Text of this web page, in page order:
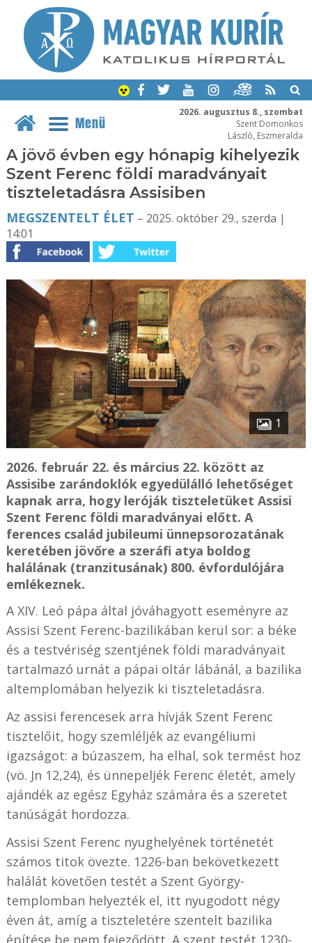
2026. augusztus 8., szombat
Szent Domonkos
László, Eszmeralda
Menü
A jövő évben egy hónapig kihelyezik
Szent Ferenc földi maradványait
tiszteletadásra Assisiben
MEGSZENTELT ÉLET – 2025. október 29., szerda |
14:01
1
2026. február 22. és március 22. között az
Assisibe zarándoklók egyedülálló lehetőséget
kapnak arra, hogy leróják tiszteletüket Assisi
Szent Ferenc földi maradványai előtt. A
ferences család jubileumi ünnepsorozatának
keretében jövőre a szeráfi atya boldog
halálának (tranzitusának) 800. évfordulójára
emlékeznek.
A XIV. Leó pápa által jóváhagyott eseményre az
Assisi Szent Ferenc-bazilikában kerül sor: a béke
és a testvériség szentjének földi maradványait
tartalmazó urnát a pápai oltár lábánál, a bazilika
altemplomában helyezik ki tiszteletadásra.
Az assisi ferencesek arra hívják Szent Ferenc
tisztelőit, hogy szemléljék az evangéliumi
igazságot: a búzaszem, ha elhal, sok termést hoz
(vö. Jn 12,24), és ünnepeljék Ferenc életét, amely
ajándék az egész Egyház számára és a szeretet
tanúságát hordozza.
Assisi Szent Ferenc nyughelyének történetét
számos titok övezte. 1226-ban bekövetkezett
halálát követően testét a Szent György-
templomban helyezték el, itt nyugodott négy
éven át, amíg a tiszteletére szentelt bazilika
építése be nem fejeződött. A szent testét 1230-